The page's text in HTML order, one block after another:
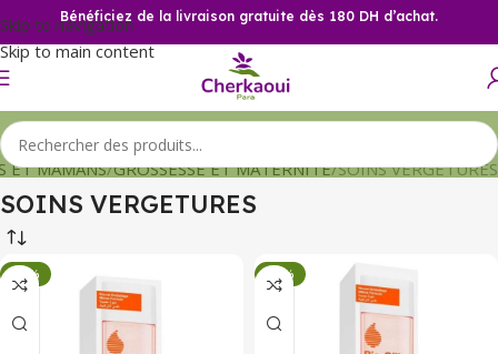
Skip to navigation
Skip to main content
Bénéficiez de la livraison gratuite dès 180 DH d’achat.
ET MAMANS GROSSESSE ET MATERNITE SOINS VERGETURES
SOINS VERGETURES
-34% -34%